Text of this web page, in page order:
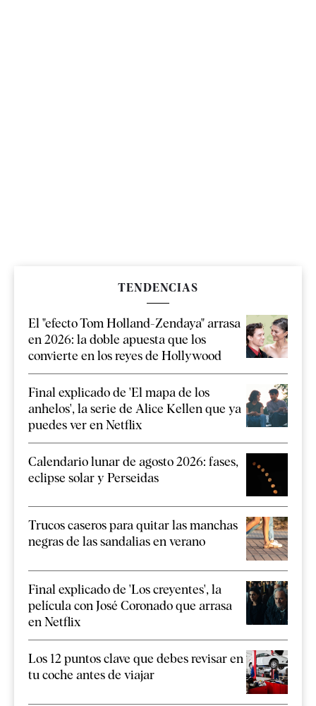
TENDENCIAS
El "efecto Tom Holland-Zendaya" arrasa
en 2026: la doble apuesta que los
convierte en los reyes de Hollywood
Final explicado de 'El mapa de los
anhelos', la serie de Alice Kellen que ya
puedes ver en Netflix
Calendario lunar de agosto 2026: fases,
eclipse solar y Perseidas
Trucos caseros para quitar las manchas
negras de las sandalias en verano
Final explicado de 'Los creyentes', la
película con José Coronado que arrasa
en Netflix
Los 12 puntos clave que debes revisar en
tu coche antes de viajar